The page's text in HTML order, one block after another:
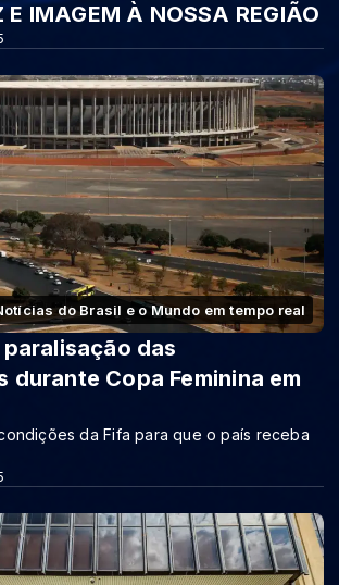
E IMAGEM À NOSSA REGIÃO
do Brasil e o Mundo em tempo real
das
durante Copa Feminina em
da Fifa para que o país receba